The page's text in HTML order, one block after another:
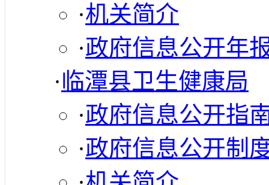
·机关简介
·政府信息公开年
·临潭县卫生健康局
·政府信息公开指
·政府信息公开制